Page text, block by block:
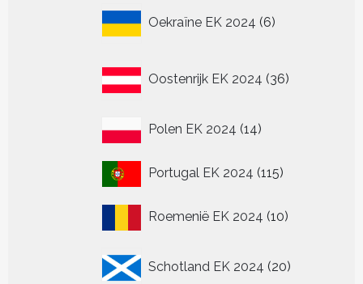
Oekraïne EK 2024 6
producten
Oostenrijk EK 2024 36
producten
Polen EK 2024 1414
Portugal EK 2024 115115
Roemenië EK 2024 1010
Schotland EK 2024 20
producten